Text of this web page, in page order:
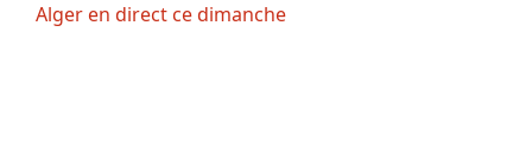
Alger en direct ce dimanche